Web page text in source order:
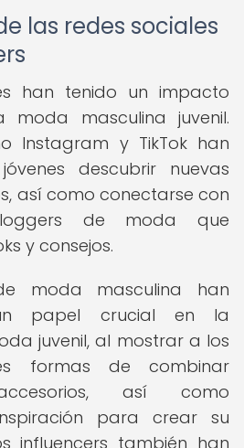
las redes sociales
han tenido un impacto
moda masculina juvenil.
Instagram y TikTok han
descubrir nuevas
así como conectarse con
de moda que
y consejos.
moda masculina han
papel crucial en la
juvenil, al mostrar a los
formas de combinar
así como
para crear su
influencers también han